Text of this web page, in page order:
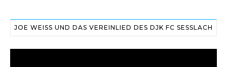
JOE WEISS UND DAS VEREINLIED DES DJK FC SESSLACH